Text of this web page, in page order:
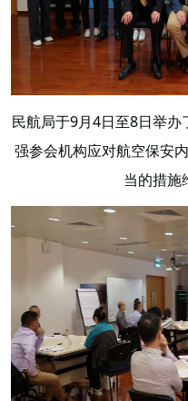
民航局于9月4日至8日举办
强参会机构应对航空保安
当的措施